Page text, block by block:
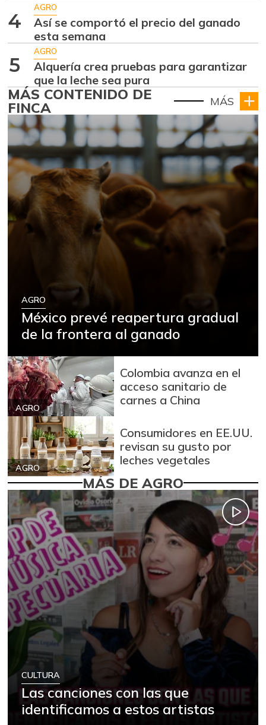
4
AGRO
Así se comportó el precio del ganado
esta semana
5
AGRO
Alquería crea pruebas para garantizar
que la leche sea pura
MÁS CONTENIDO DE
FINCA MÁS
AGRO
México prevé reapertura gradual
de la frontera al ganado
AGRO
Colombia avanza en el
acceso sanitario de
carnes a China
AGRO
Consumidores en EE.UU.
revisan su gusto por
leches vegetales
MÁS DE AGRO
CULTURA
Las canciones con las que
identificamos a estos artistas